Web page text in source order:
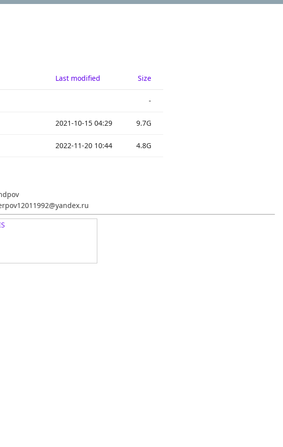
Last modified Size
-
2021-10-15 04:29 9.7G
2022-11-20 10:44 4.8G